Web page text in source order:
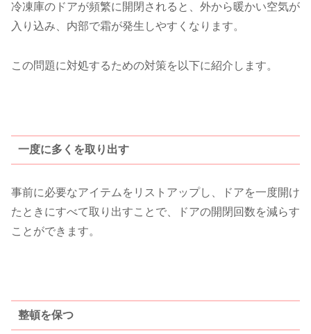
冷凍庫のドアが頻繁に開閉されると、外から暖かい空気が
入り込み、内部で霜が発生しやすくなります。
この問題に対処するための対策を以下に紹介します。
一度に多くを取り出す
事前に必要なアイテムをリストアップし、ドアを一度開け
たときにすべて取り出すことで、ドアの開閉回数を減らす
ことができます。
整頓を保つ